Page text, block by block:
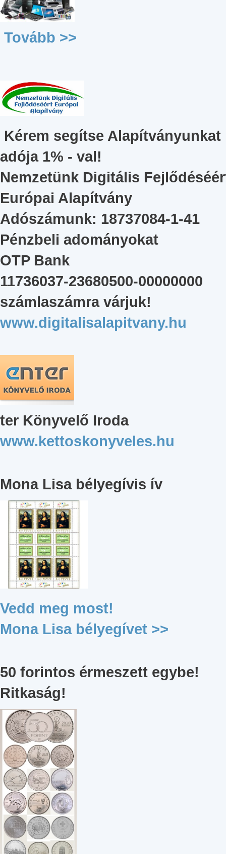
Tovább >>
Kérem segítse Alapítványunkat
adója 1% - val!
Nemzetünk Digitális
Európai Alapítvány
Adószámunk: 18737084-1-41
Pénzbeli adományokat
OTP Bank
11736037-23680500-00000000
számlaszámra várjuk!
www.digitalisalapitvany.hu
ter Könyvelő Iroda
www.kettoskonyveles.hu
Mona Lisa bélyegívis ív
Vedd meg most!
Mona Lisa bélyegívet >>
50 forintos érmeszett egybe!
Ritkaság!